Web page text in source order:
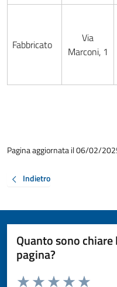
Fabbricato
Via
Marconi, 1
Pagina aggiornata il 06/02/
Indietro
Quanto sono
pagina?
Valuta da 1 a 5 stelle la pagina